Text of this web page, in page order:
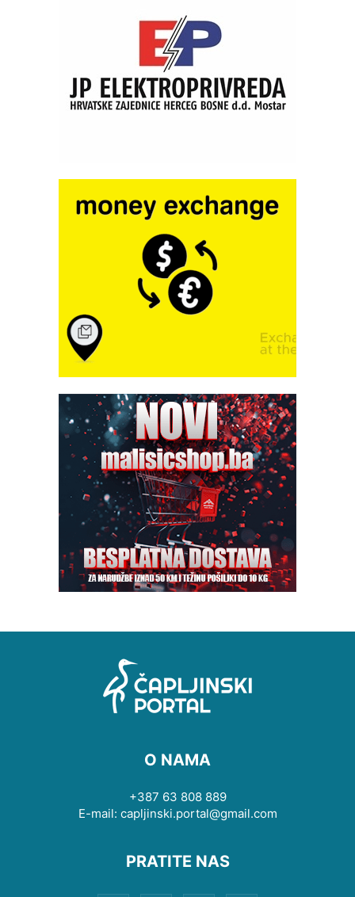
O NAMA
+387 63 808 889
E-mail: capljinski.portal@gmail.com
PRATITE NAS